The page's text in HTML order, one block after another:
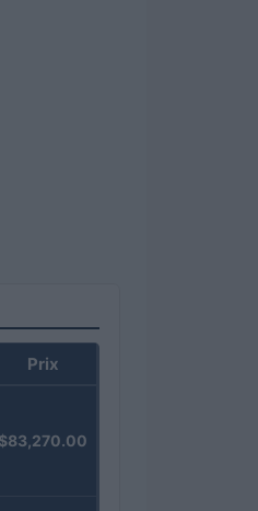
Prix
$83,270.00